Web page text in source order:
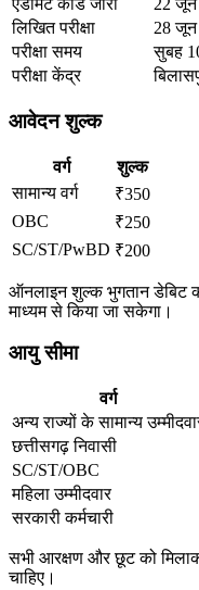
एडमिट कार्ड जारी
22 जून
लिखित परीक्षा
28 जून
परीक्षा समय
सुबह
परीक्षा केंद्र
आवेदन शुल्क
वर्ग
शुल्क
सामान्य वर्ग
₹350
OBC
₹250
SC/ST/PwBD ₹200
ऑनलाइन शुल्क भुगतान डेबिट
माध्यम से किया जा सकेगा।
आयु सीमा
वर्ग
अन्य राज्यों के सामान्य
छत्तीसगढ़ निवासी
SC/ST/OBC
महिला उम्मीदवार
सरकारी कर्मचारी
सभी आरक्षण और छूट को
चाहिए।